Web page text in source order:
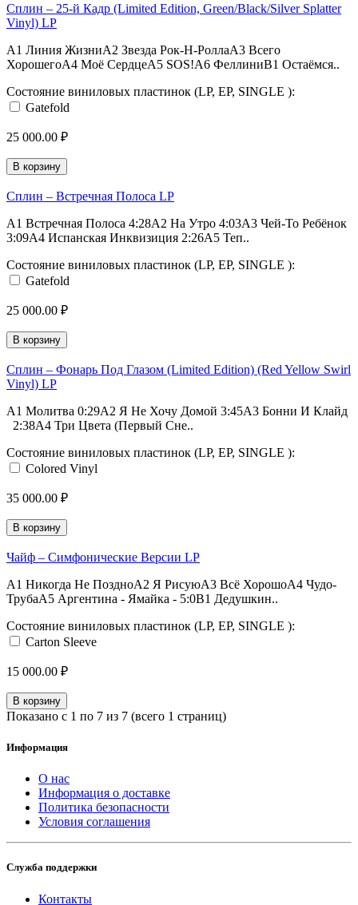
Сплин – 25-й Кадр (Limited Edition, Green/Black/Silver Splatter
Vinyl) LP
A1 Линия ЖизниA2 Звезда Рок-Н-РоллаA3 Всего
ХорошегоA4 Моё СердцеA5 SOS!A6 ФеллиниB1 Остаёмся..
Состояние виниловых пластинок (LP, EP, SINGLE ):
Gatefold
25 000.00 ₽
В корзину
Сплин – Встречная Полоса LP
A1 Встречная Полоса 4:28A2 На Утро 4:03A3 Чей-То Ребёнок
3:09A4 Испанская Инквизиция 2:26A5 Теп..
Состояние виниловых пластинок (LP, EP, SINGLE ):
Gatefold
25 000.00 ₽
В корзину
Сплин – Фонарь Под Глазом (Limited Edition) (Red Yellow Swirl
Vinyl) LP
A1 Молитва 0:29A2 Я Не Хочу Домой 3:45A3 Бонни И Клайд
2:38A4 Три Цвета (Первый Сне..
Состояние виниловых пластинок (LP, EP, SINGLE ):
Colored Vinyl
35 000.00 ₽
В корзину
Чайф ‎– Симфонические Версии LP
A1 Никогда Не ПоздноA2 Я РисуюA3 Всё ХорошоA4 Чудо-
ТрубаA5 Аргентина - Ямайка - 5:0B1 Дедушкин..
Состояние виниловых пластинок (LP, EP, SINGLE ):
Carton Sleeve
15 000.00 ₽
В корзину
Показано с 1 по 7 из 7 (всего 1 страниц)
Информация
О нас
Информация о доставке
Политика безопасности
Условия соглашения
Служба поддержки
Контакты